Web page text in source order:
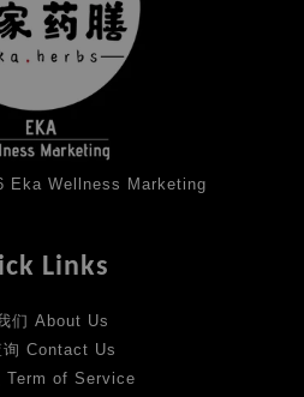
Eka Wellness Marketing
Links
们 About Us
询 Contact Us
Term of Service